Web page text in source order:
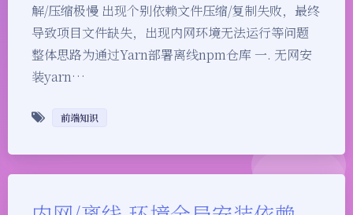
解/压缩极慢 出现个别依赖文件压缩/复制失败，最终
导致项目文件缺失，出现内网环境无法运行等问题
整体思路为通过Yarn部署离线npm仓库 一. 无网安
装yarn…
前端知识